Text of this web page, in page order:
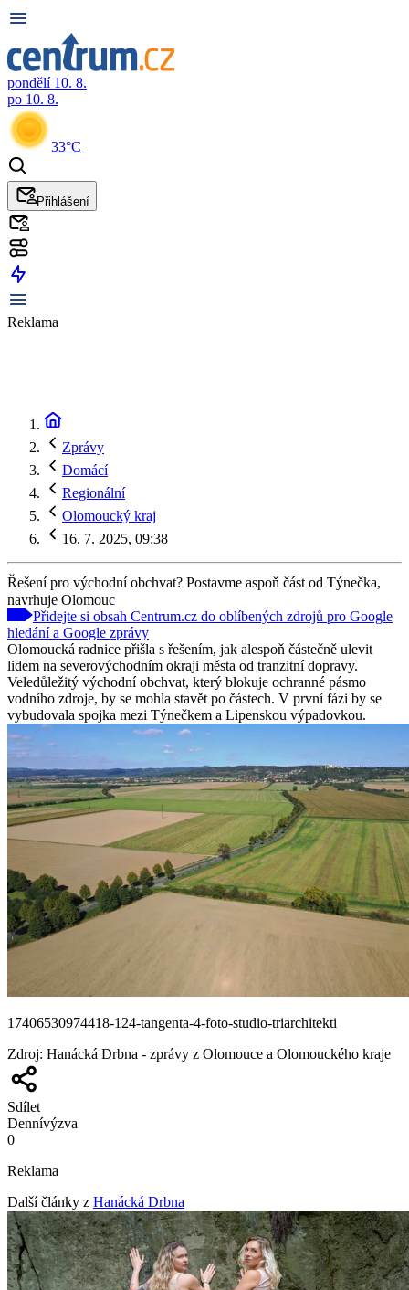
pondělí 10. 8.
po 10. 8.
33°C
Přihlášení
Reklama
Zprávy
Domácí
Regionální
Olomoucký kraj
16. 7. 2025, 09:38
Řešení pro východní obchvat? Postavme aspoň část od Týnečka,
navrhuje Olomouc
Přidejte si obsah Centrum.cz do oblíbených zdrojů pro Google
hledání a Google zprávy
Olomoucká radnice přišla s řešením, jak alespoň částečně ulevit
lidem na severovýchodním okraji města od tranzitní dopravy.
Veledůležitý východní obchvat, který blokuje ochranné pásmo
vodního zdroje, by se mohla stavět po částech. V první fázi by se
vybudovala spojka mezi Týnečkem a Lipenskou výpadovkou.
17406530974418-124-tangenta-4-foto-studio-triarchitekti
Zdroj: Hanácká Drbna - zprávy z Olomouce a Olomouckého kraje
Sdílet
Dennívýzva
0
Reklama
Další články z Hanácká Drbna